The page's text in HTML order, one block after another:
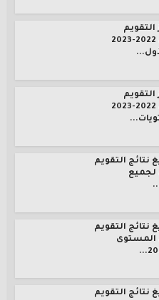
التقويم
التشخيصي 2022-2023
التقويم
التشخيصي 2022-2023
نتائج التقويم
نتائج التقويم
نتائج التقويم